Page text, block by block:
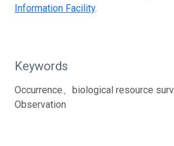
Information Facility.
Keywords
Occurrence、biological resource
Observation